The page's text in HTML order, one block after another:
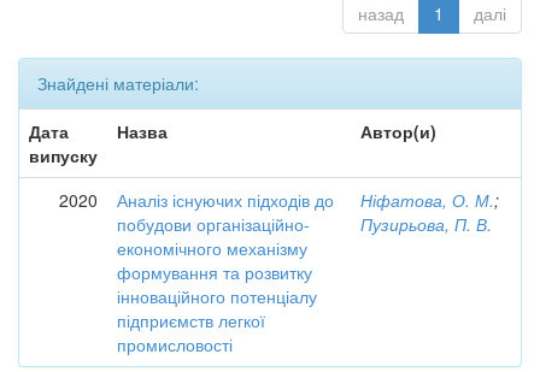
назад 1 далі
Знайдені матеріали:
Дата
випуску
Назва Автор(и)
2020
Аналіз існуючих підходів до
побудови організаційно-
економічного механізму
формування та розвитку
інноваційного потенціалу
підприємств легкої
промисловості
Ніфатова, О. М.;
Пузирьова, П. В.